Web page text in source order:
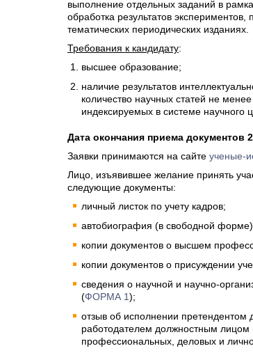
выполнение отдельных заданий в
обработка результатов
тематических периодических изданиях.
Требования к кандидату:
высшее образование;
наличие результатов
количество научных статей не
индексируемых в системе научного
Дата окончания приема документов
Заявки принимаются на сайте ученые-
Лицо, изъявившее желание принять
следующие документы:
личный листок по учету кадров;
автобиография (в свободной
копии документов о высшем
копии документов о присуждении
сведения о научной и научно-
(ФОРМА 1);
отзыв об исполнении
работодателем должностным
профессиональных, деловых и